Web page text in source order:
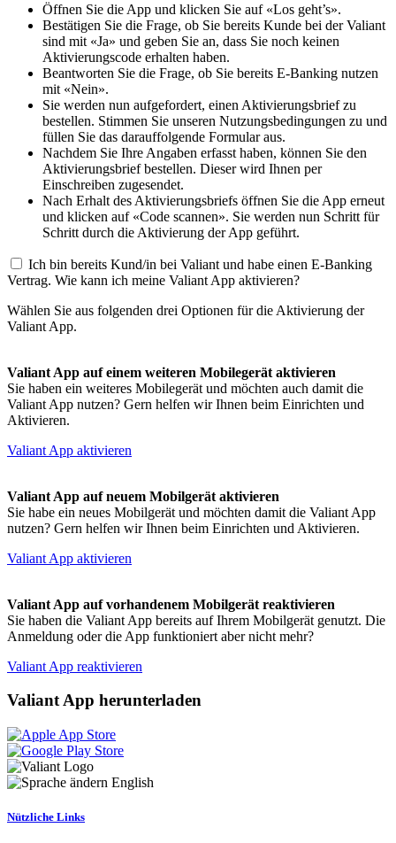
Öffnen Sie die App und klicken Sie auf «Los geht’s».
Bestätigen Sie die Frage, ob Sie bereits Kunde bei der Valiant
sind mit «Ja» und geben Sie an, dass Sie noch keinen
Aktivierungscode erhalten haben.
Beantworten Sie die Frage, ob Sie bereits E-Banking nutzen
mit «Nein».
Sie werden nun aufgefordert, einen Aktivierungsbrief zu
bestellen. Stimmen Sie unseren Nutzungsbedingungen zu und
füllen Sie das darauffolgende Formular aus.
Nachdem Sie Ihre Angaben erfasst haben, können Sie den
Aktivierungsbrief bestellen. Dieser wird Ihnen per
Einschreiben zugesendet.
Nach Erhalt des Aktivierungsbriefs öffnen Sie die App erneut
und klicken auf «Code scannen». Sie werden nun Schritt für
Schritt durch die Aktivierung der App geführt.
Ich bin bereits Kund/in bei Valiant und habe einen E-Banking
Vertrag. Wie kann ich meine Valiant App aktivieren?
Wählen Sie aus folgenden drei Optionen für die Aktivierung der
Valiant App.
Valiant App auf einem weiteren Mobilegerät aktivieren
Sie haben ein weiteres Mobilegerät und möchten auch damit die
Valiant App nutzen? Gern helfen wir Ihnen beim Einrichten und
Aktivieren.
Valiant App aktivieren
Valiant App auf neuem Mobilgerät aktivieren
Sie habe ein neues Mobilgerät und möchten damit die Valiant App
nutzen? Gern helfen wir Ihnen beim Einrichten und Aktivieren.
Valiant App aktivieren
Valiant App auf vorhandenem Mobilgerät reaktivieren
Sie haben die Valiant App bereits auf Ihrem Mobilgerät genutzt. Die
Anmeldung oder die App funktioniert aber nicht mehr?
Valiant App reaktivieren
Valiant App herunterladen
English
Nützliche Links